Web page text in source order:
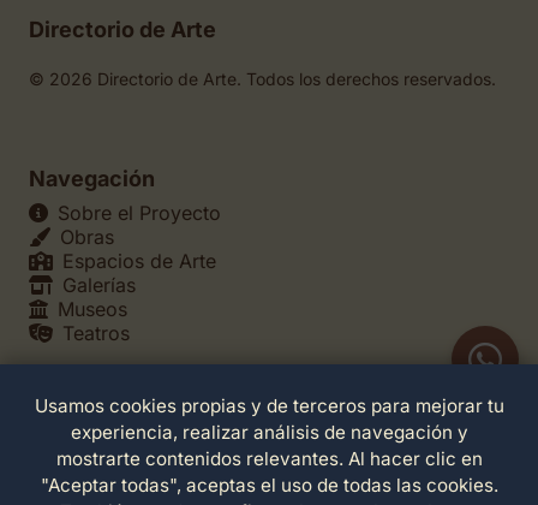
Directorio de Arte
© 2026 Directorio de Arte. Todos los derechos reservados.
Navegación
Sobre el Proyecto
Obras
Espacios de Arte
Galerías
Museos
Teatros
Legales
Política de Privacidad
Política de Cookies
Configuración de Cookies
Usamos cookies propias y de terceros para mejorar tu
experiencia, realizar análisis de navegación y
mostrarte contenidos relevantes. Al hacer clic en
"Aceptar todas", aceptas el uso de todas las cookies.